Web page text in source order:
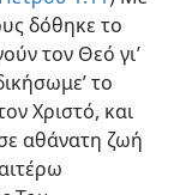
δόθηκε το
τον Θεό γι’
το
Χριστό, και
αθάνατη ζωή